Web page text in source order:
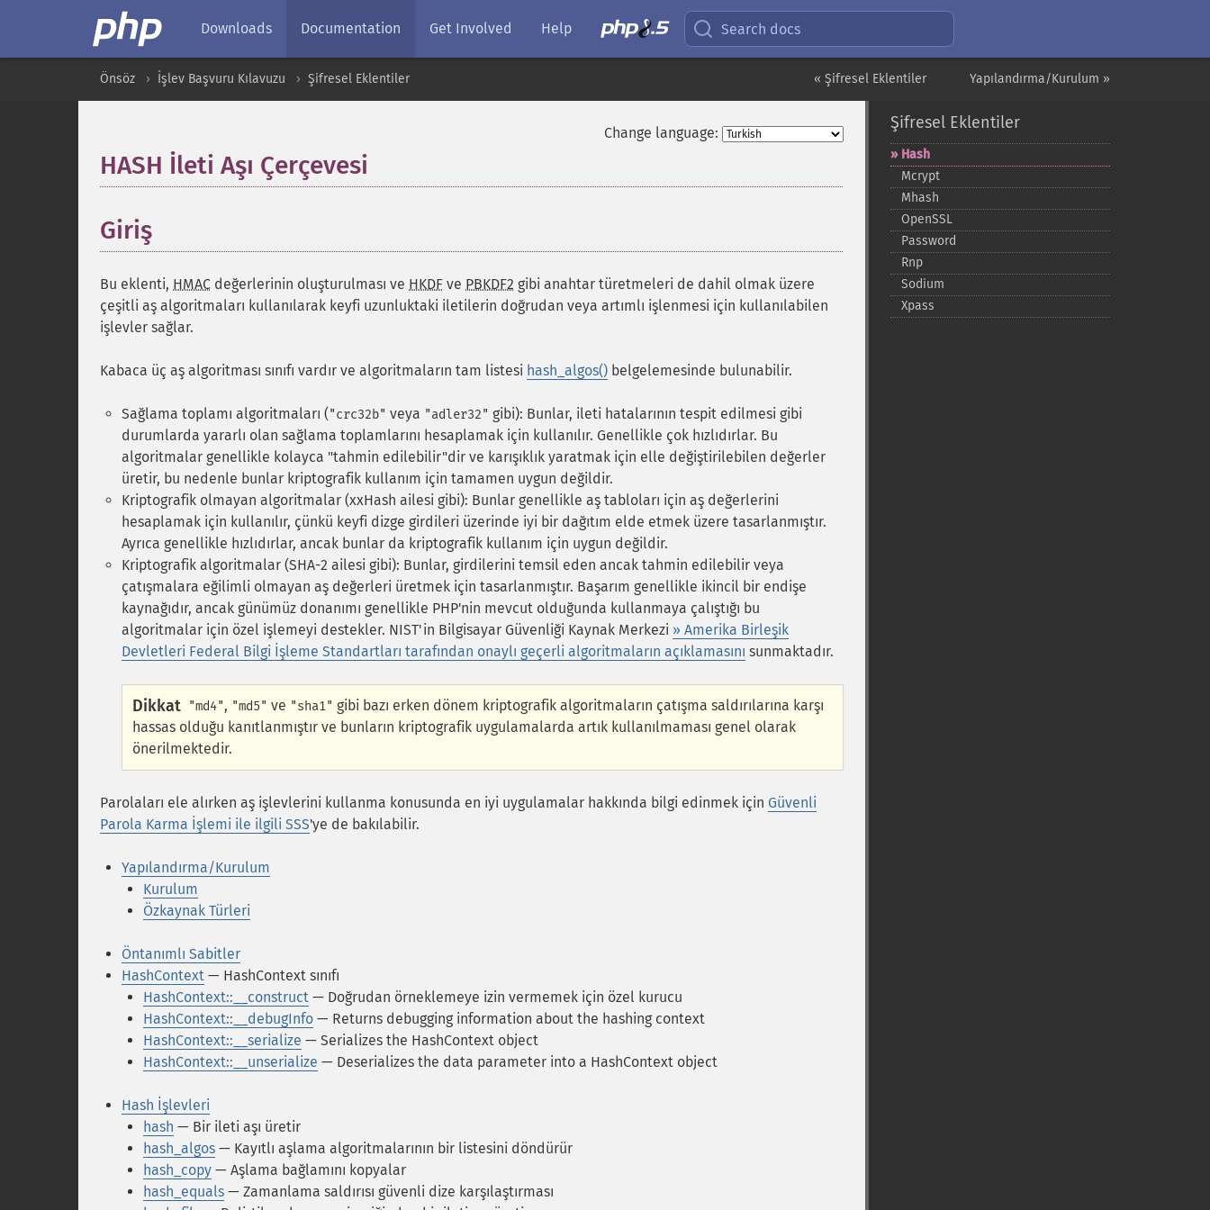
Downloads Documentation Get Involved Help Search docs
Yapılandırma/Kurulum »
« Şifresel Eklentiler
Önsöz İşlev Başvuru Kılavuzu Şifresel Eklentiler
Change language:
HASH İleti Aşı Çerçevesi
Giriş
Bu eklenti, HMAC değerlerinin oluşturulması ve HKDF ve PBKDF2 gibi anahtar türetmeleri de dahil olmak üzere
çeşitli aş algoritmaları kullanılarak keyfi uzunluktaki iletilerin doğrudan veya artımlı işlenmesi için kullanılabilen
işlevler sağlar.
Kabaca üç aş algoritması sınıfı vardır ve algoritmaların tam listesi hash_algos() belgelemesinde bulunabilir.
Sağlama toplamı algoritmaları ("crc32b" veya "adler32" gibi): Bunlar, ileti hatalarının tespit edilmesi gibi
durumlarda yararlı olan sağlama toplamlarını hesaplamak için kullanılır. Genellikle çok hızlıdırlar. Bu
algoritmalar genellikle kolayca "tahmin edilebilir"dir ve karışıklık yaratmak için elle değiştirilebilen değerler
üretir, bu nedenle bunlar kriptografik kullanım için tamamen uygun değildir.
Kriptografik olmayan algoritmalar (xxHash ailesi gibi): Bunlar genellikle aş tabloları için aş değerlerini
hesaplamak için kullanılır, çünkü keyfi dizge girdileri üzerinde iyi bir dağıtım elde etmek üzere tasarlanmıştır.
Ayrıca genellikle hızlıdırlar, ancak bunlar da kriptografik kullanım için uygun değildir.
Kriptografik algoritmalar (SHA-2 ailesi gibi): Bunlar, girdilerini temsil eden ancak tahmin edilebilir veya
çatışmalara eğilimli olmayan aş değerleri üretmek için tasarlanmıştır. Başarım genellikle ikincil bir endişe
kaynağıdır, ancak günümüz donanımı genellikle PHP'nin mevcut olduğunda kullanmaya çalıştığı bu
algoritmalar için özel işlemeyi destekler. NIST'in Bilgisayar Güvenliği Kaynak Merkezi » Amerika Birleşik
Devletleri Federal Bilgi İşleme Standartları tarafından onaylı geçerli algoritmaların açıklamasını sunmaktadır.
Dikkat "md4", "md5" ve "sha1" gibi bazı erken dönem kriptografik algoritmaların çatışma saldırılarına karşı
hassas olduğu kanıtlanmıştır ve bunların kriptografik uygulamalarda artık kullanılmaması genel olarak
önerilmektedir.
Parolaları ele alırken aş işlevlerini kullanma konusunda en iyi uygulamalar hakkında bilgi edinmek için Güvenli
Parola Karma İşlemi ile ilgili SSS'ye de bakılabilir.
Yapılandırma/Kurulum
Kurulum
Özkaynak Türleri
Öntanımlı Sabitler
HashContext — HashContext sınıfı
HashContext::__construct — Doğrudan örneklemeye izin vermemek için özel kurucu
HashContext::__debugInfo — Returns debugging information about the hashing context
HashContext::__serialize — Serializes the HashContext object
HashContext::__unserialize — Deserializes the data parameter into a HashContext object
Hash İşlevleri
hash — Bir ileti aşı üretir
hash_algos — Kayıtlı aşlama algoritmalarının bir listesini döndürür
hash_copy — Aşlama bağlamını kopyalar
hash_equals — Zamanlama saldırısı güvenli dize karşılaştırması
Şifresel Eklentiler
Hash
Mcrypt
Mhash
OpenSSL
Password
Rnp
Sodium
Xpass